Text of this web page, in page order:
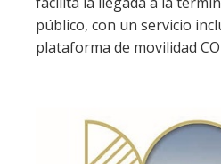
público, con un servicio
plataforma de movilidad